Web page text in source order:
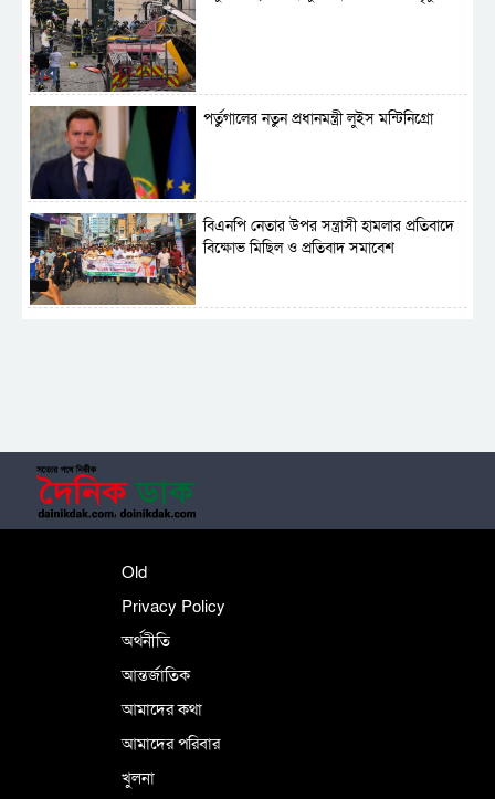
পর্তুগালের নতুন প্রধানমন্ত্রী লুইস মন্টিনিগ্রো
বিএনপি নেতার উপর সন্ত্রাসী হামলার প্রতিবাদে
বিক্ষোভ মিছিল ও প্রতিবাদ সমাবেশ
Old
Privacy Policy
অর্থনীতি
আন্তর্জাতিক
আমাদের কথা
আমাদের পরিবার
খুলনা